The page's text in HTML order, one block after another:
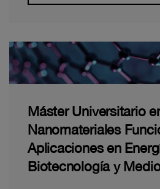
Máster Universitario
Nanomateriales
Aplicaciones en
Biotecnología y